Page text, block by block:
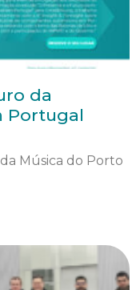
da
Portugal
Música do Porto